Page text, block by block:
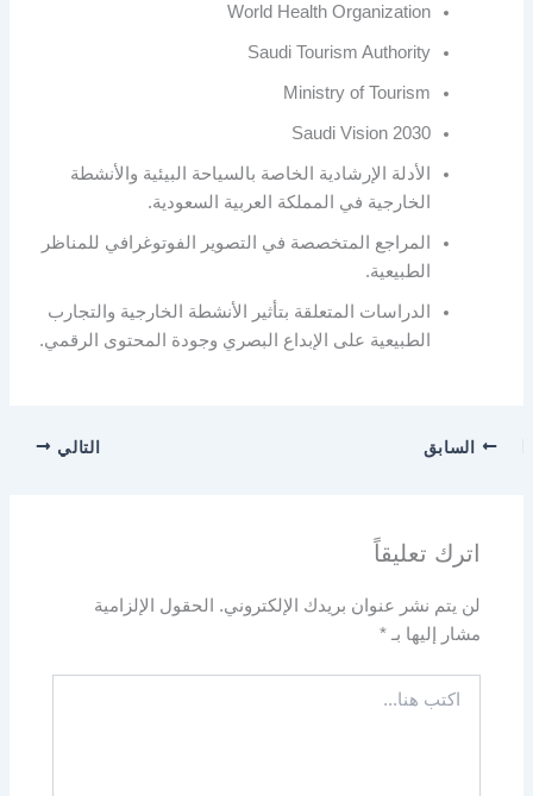
World Health Organization
Saudi Tourism Authority
Ministry of Tourism
Saudi Vision 2030
الأدلة الإرشادية الخاصة بالسياحة البيئية والأنشطة
الخارجية في المملكة العربية السعودية.
المراجع المتخصصة في التصوير الفوتوغرافي للمناظر
الطبيعية.
الدراسات المتعلقة بتأثير الأنشطة الخارجية والتجارب
الطبيعية على الإبداع البصري وجودة المحتوى الرقمي.
السابق التالي
اترك تعليقاً
لن يتم نشر عنوان بريدك الإلكتروني.
الحقول الإلزامية
مشار إليها بـ*
هنا...